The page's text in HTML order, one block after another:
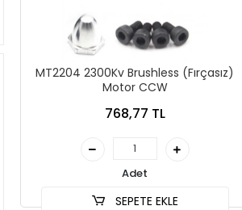
MT2204 2300Kv Brushless (Fırçasız)
Motor CCW
768,77 TL
Adet
SEPETE EKLE